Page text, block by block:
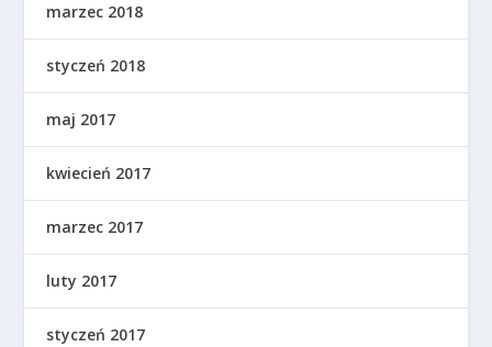
marzec 2018
styczeń 2018
maj 2017
kwiecień 2017
marzec 2017
luty 2017
styczeń 2017